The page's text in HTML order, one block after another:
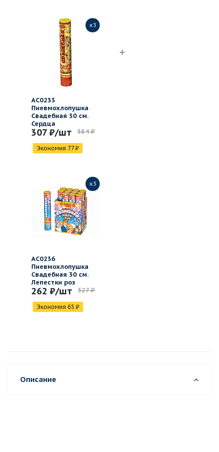
x3
АС0233
Пневмохлопушка
Свадебная 30 см.
Сердца
307 ₽/шт 384 ₽
Экономия 77₽
x3
АС0236
Пневмохлопушка
Свадебная 30 см.
Лепестки роз
262 ₽/шт 327 ₽
Экономия 65 ₽
Описание